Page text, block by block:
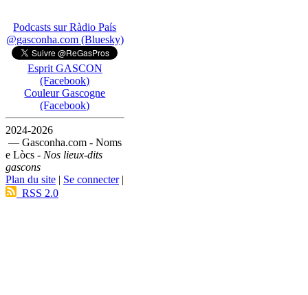
Podcasts sur Ràdio País
@gasconha.com (Bluesky)
Esprit GASCON
(Facebook)
Couleur Gascogne
(Facebook)
2024-2026
— Gasconha.com - Noms
e Lòcs - Nos lieux-dits
gascons
Plan du site | Se connecter|
RSS 2.0